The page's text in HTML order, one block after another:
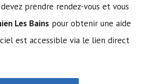
prendre rendez-vous et vous
Les Bains pour obtenir une aide
est accessible via le lien direct